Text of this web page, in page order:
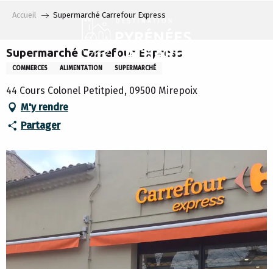
principal
Accueil Supermarché Carrefour Express
Supermarché Carrefour Express
COMMERCES ALIMENTATION SUPERMARCHÉ
44 Cours Colonel Petitpied, 09500 Mirepoix
M'y rendre
Partager